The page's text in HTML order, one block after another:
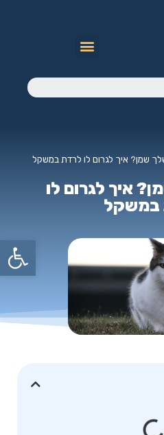
שמן? איך לגרום לו לרדת במשקל
איך לגרום לו
במשקל